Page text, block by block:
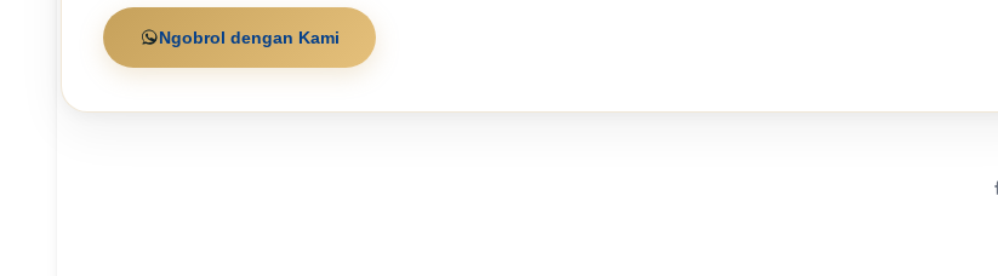
Ngobrol dengan Kami